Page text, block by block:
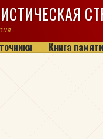
Книга памяти